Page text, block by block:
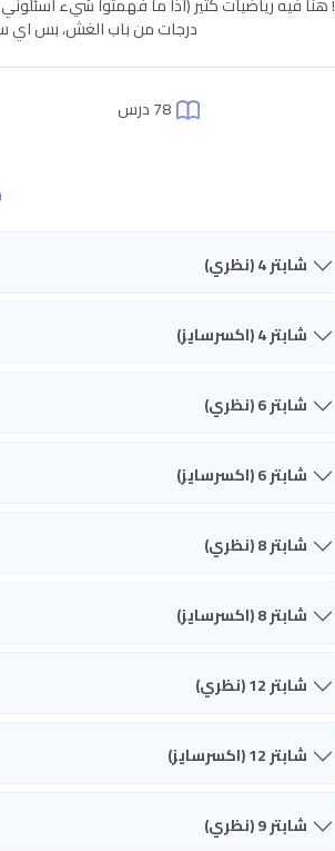
درجات من باب الغش، بس اي
78 درس
شابتر 4 (نظري)
شابتر 4 (اكسرسايز)
شابتر 6 (نظري)
شابتر 6 (اكسرسايز)
شابتر 8 (نظري)
شابتر 8 (اكسرسايز)
شابتر 12 (نظري)
شابتر 12 (اكسرسايز)
شابتر 9 (نظري)